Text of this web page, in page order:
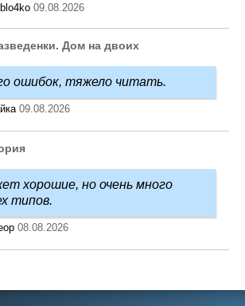
09.08.2026
Дом на двоих
ошибок, тяжело читать.
09.08.2026
хорошие, но очень много
типов.
08.08.2026